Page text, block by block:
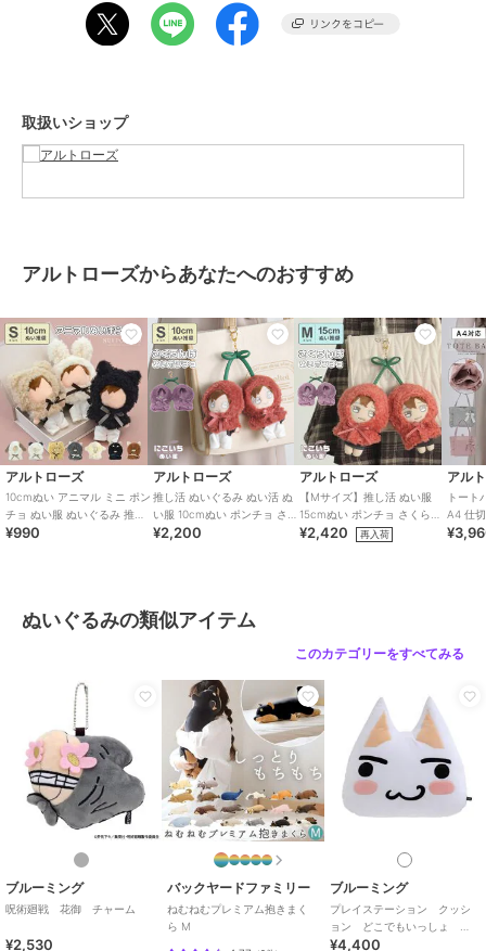
推し事 遠征 コンサート ライブ イベント 現場 アイドル ファン 韓国
ペン ナムジャペン ヨジャペン K-POP J-POP 2次元 二次元 2.5次元
お洒落 オシャレ 大人 プチプラ ぷちぷら 女性 10代 20代 34代女子 女
子高生 高校生 大学生 学生 OL 社会人 普段使い デート ギフト プレゼ
ショップ アルトローズ
貨 ／ぬいぐるみ
性別タイプ
レディース
ステーショナリー・バラエティ雑
貨 ／ぬいぐるみ
メンズ
ステーショナリー・バラエティ雑
貨 ／ぬいぐるみ
カラー
パンダ、イヌ、ネコ、ウサギ、ク
マ、トラ、オオカミ
商品のお取り扱い方法
取扱いショップ
アルトローズからあなたへのおすすめ
アルトローズ
10cmぬい アニマル ミニ ポン
チョ ぬい服 ぬいぐるみ 推し
活
¥990
アルトローズ
推し活 ぬいぐるみ ぬい活 ぬ
い服 10cmぬい ポンチョ さく
らんぼ チェリー キーホルダ
¥2,200
アルトローズ
【Mサイズ】推し活 ぬい服
15cmぬい ポンチョ さくらん
ぼ チェリー キーホルダー
¥2,420 再入荷
アル
トート
A4 仕
フリル
ぬいぐるみの類似アイテム
このカテゴリーをすべてみる
ブルーミング
呪術廻戦 花御 チャーム
¥2,530
バックヤードファミリー
ねむねむプレミアム抱きまく
ら M
ブルーミング
プレイステーション クッシ
ョン どこでもいっしょ
【PlayStation】
¥4,400